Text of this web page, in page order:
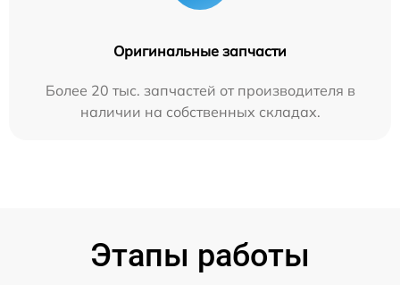
Оригинальные запчасти
Более 20 тыс. запчастей от производителя в
наличии на собственных складах.
Этапы работы